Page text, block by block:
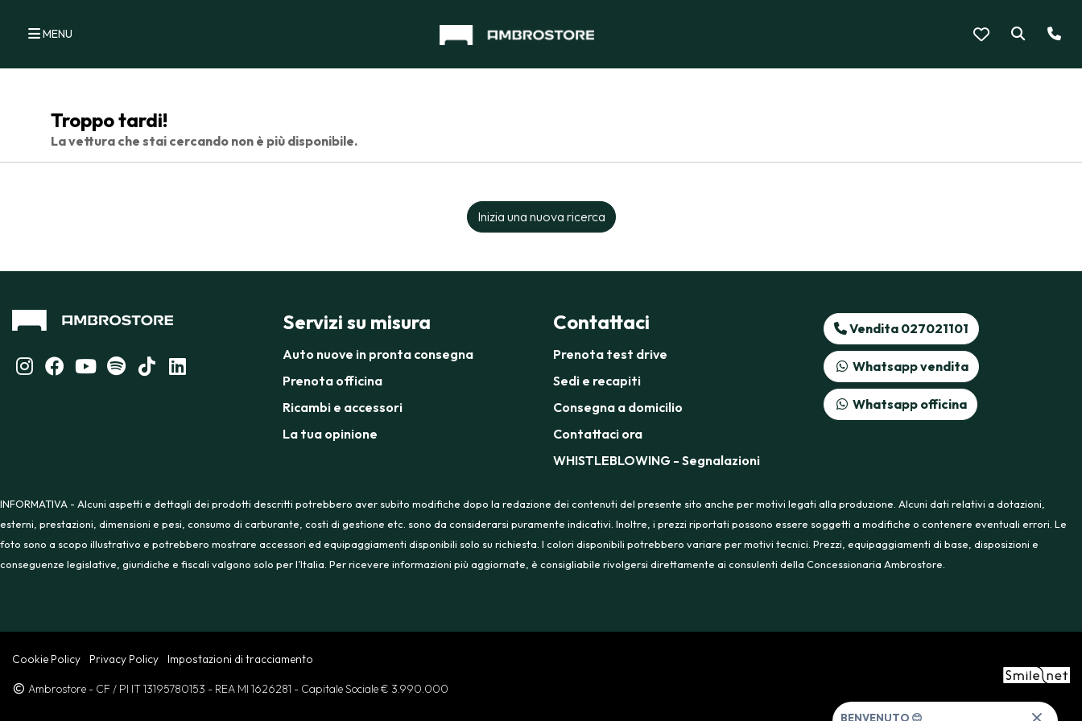
MENU
Troppo tardi!
La vettura che stai cercando non è più disponibile.
Inizia una nuova ricerca
Servizi su misura
Auto nuove in pronta consegna
Prenota officina
Ricambi e accessori
La tua opinione
Contattaci
Prenota test drive
Sedi e recapiti
Consegna a domicilio
Contattaci ora
WHISTLEBLOWING - Segnalazioni
Vendita 027021101
Whatsapp vendita
Whatsapp officina
INFORMATIVA - Alcuni aspetti e dettagli dei prodotti descritti potrebbero aver subito modifiche dopo la redazione dei contenuti del presente sito anche per motivi legati alla produzione. Alcuni dati relativi a dotazioni,
esterni, prestazioni, dimensioni e pesi, consumo di carburante, costi di gestione etc. sono da considerarsi puramente indicativi. Inoltre, i prezzi riportati possono essere soggetti a modifiche o contenere eventuali errori. Le
foto sono a scopo illustrativo e potrebbero mostrare accessori ed equipaggiamenti disponibili solo su richiesta. I colori disponibili potrebbero variare per motivi tecnici. Prezzi, equipaggiamenti di base, disposizioni e
conseguenze legislative, giuridiche e fiscali valgono solo per l’Italia. Per ricevere informazioni più aggiornate, è consigliabile rivolgersi direttamente ai consulenti della Concessionaria Ambrostore.
Cookie Policy Privacy Policy Impostazioni di tracciamento
Ambrostore - CF / PI IT 13195780153 - REA MI 1626281 - Capitale Sociale € 3.990.000
BENVENUTO 😊